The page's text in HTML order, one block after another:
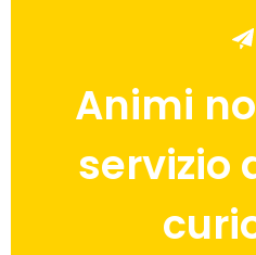
Animi
servizio